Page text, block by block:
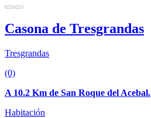
Casona de Tresgrandas
Tresgrandas
(0)
A 10.2 Km de San Roque del Acebal.
Habitación